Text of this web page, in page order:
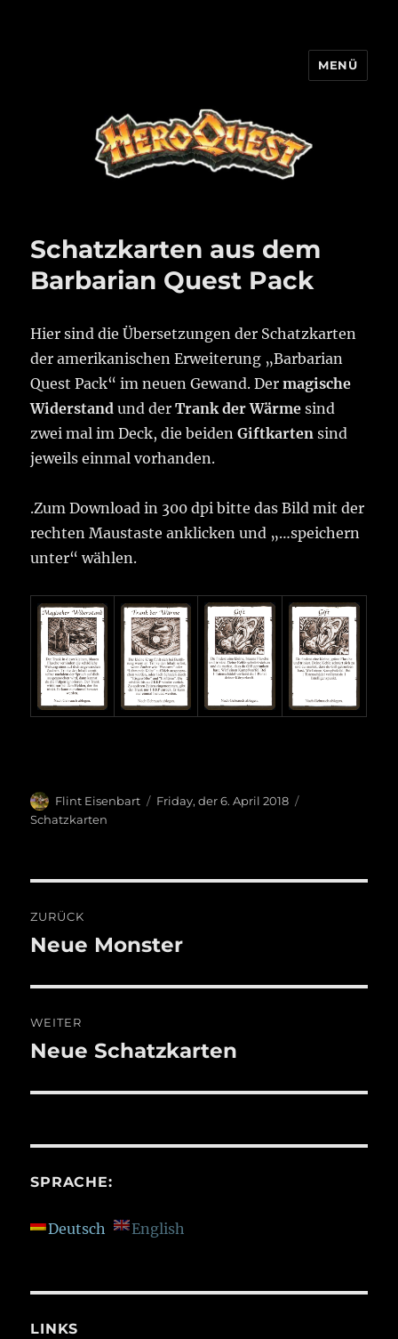
MENÜ
Schatzkarten aus dem
Barbarian Quest Pack
Hier sind die Übersetzungen der Schatzkarten
der amerikanischen Erweiterung „Barbarian
Quest Pack“ im neuen Gewand. Dermagische
Widerstand und derTrank der Wärme sind
zwei mal im Deck, die beidenGiftkarten sind
jeweils einmal vorhanden.
.Zum Download in 300 dpi bitte das Bild mit der
rechten Maustaste anklicken und „…speichern
unter“ wählen.
Autor
Flint Eisenbart
Veröffentlicht
Friday, der 6. April 2018
Schatzkarten
ZURÜCK
Vorheriger
Neue Monster
WEITER
Nächster
Neue Schatzkarten
SPRACHE:
Deutsch English
LINKS